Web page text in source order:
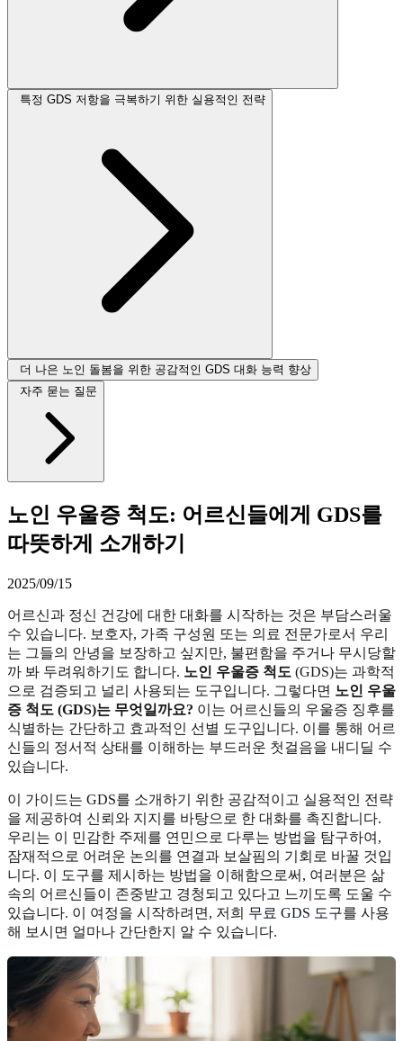
특정 GDS 저항을 극복하기 위한 실용적인 전략
더 나은 노인 돌봄을 위한 공감적인 GDS 대화 능력 향상
자주 묻는 질문
노인 우울증 척도: 어르신들에게 GDS를
따뜻하게 소개하기
2025/09/15
어르신과 정신 건강에 대한 대화를 시작하는 것은 부담스러울
수 있습니다. 보호자, 가족 구성원 또는 의료 전문가로서 우리
는 그들의 안녕을 보장하고 싶지만, 불편함을 주거나 무시당할
까 봐 두려워하기도 합니다. 노인 우울증 척도 (GDS)는 과학적
으로 검증되고 널리 사용되는 도구입니다. 그렇다면 노인 우울
증 척도 (GDS)는 무엇일까요? 이는 어르신들의 우울증 징후를
식별하는 간단하고 효과적인 선별 도구입니다. 이를 통해 어르
신들의 정서적 상태를 이해하는 부드러운 첫걸음을 내디딜 수
있습니다.
이 가이드는 GDS를 소개하기 위한 공감적이고 실용적인 전략
을 제공하여 신뢰와 지지를 바탕으로 한 대화를 촉진합니다.
우리는 이 민감한 주제를 연민으로 다루는 방법을 탐구하여,
잠재적으로 어려운 논의를 연결과 보살핌의 기회로 바꿀 것입
니다. 이 도구를 제시하는 방법을 이해함으로써, 여러분은 삶
속의 어르신들이 존중받고 경청되고 있다고 느끼도록 도울 수
있습니다. 이 여정을 시작하려면, 저희 무료 GDS 도구를 사용
해 보시면 얼마나 간단한지 알 수 있습니다.